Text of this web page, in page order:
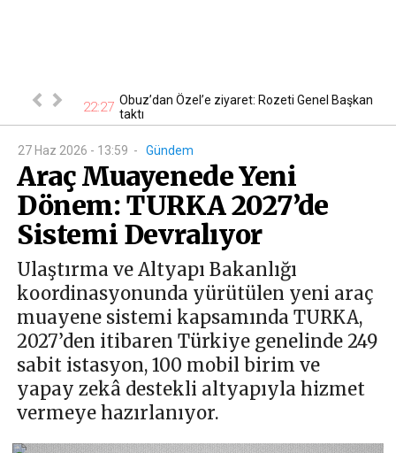
ucuzu 115 22:27 Obuz’dan Özel’e ziyaret: Rozeti Genel Başkan
taktı
27 Haz 2026 - 13:59 - Gündem
Araç Muayenede Yeni
Dönem: TURKA 2027’de
Sistemi Devralıyor
Ulaştırma ve Altyapı Bakanlığı
koordinasyonunda yürütülen yeni araç
muayene sistemi kapsamında TURKA,
2027’den itibaren Türkiye genelinde 249
sabit istasyon, 100 mobil birim ve
yapay zekâ destekli altyapıyla hizmet
vermeye hazırlanıyor.